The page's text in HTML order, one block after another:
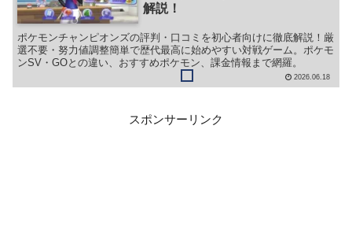
解説！
ポケモンチャンピオンズの評判・口コミを初心者向けに徹底解説！厳
選不要・努力値調整簡単で歴代最高に始めやすい対戦ゲーム。ポケモ
ンSV・GOとの違い、おすすめポケモン、課金情報まで網羅。
2026.06.18
スポンサーリンク